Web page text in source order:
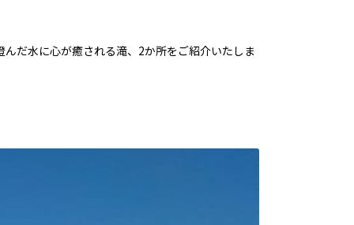
だ水に心が癒される滝、2か所をご紹介いたしま